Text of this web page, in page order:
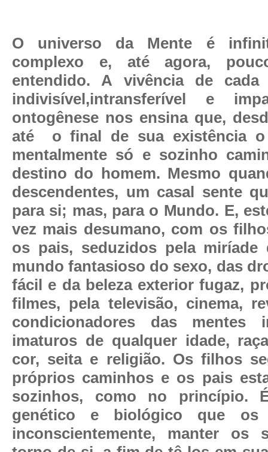
O universo da Mente é
complexo e, até agora,
entendido. A vivência de cada
indivisível,intransferível e
ontogênese nos ensina que,
até
o final de sua existência
mentalmente só e sozinho
destino do homem. Mesmo
descendentes, um casal sente
para si; mas, para o Mundo. E,
vez mais desumano, com os
os pais, seduzidos pela miríade
mundo fantasioso do sexo, das
fácil e da beleza exterior fugaz,
filmes, pela televisão, cinema,
condicionadores das mentes
imaturos de qualquer idade,
cor, seita e religião. Os filhos
próprios caminhos e os pais
sozinhos, como no princípio.
genético e biológico que os
inconscientemente, manter os